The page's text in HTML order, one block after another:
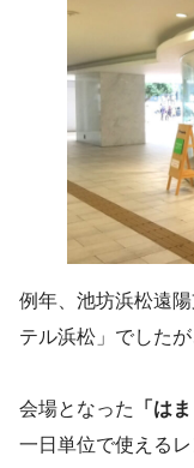
例年、池坊浜松遠
テル浜松」でした
会場となった 「は
一日単位で使えるレ